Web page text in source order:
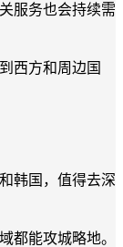
服务也会持续需
西方和周边国
韩国，值得去深
都能攻城略地。